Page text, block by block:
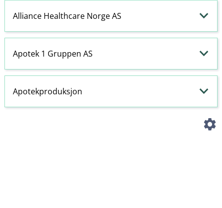
Alliance Healthcare Norge AS
Apotek 1 Gruppen AS
Apotekproduksjon